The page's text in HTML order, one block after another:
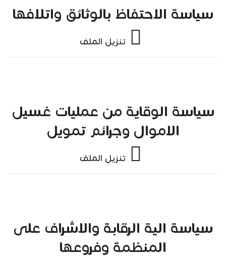
سياسة الاحتفاظ بالوثائق واتلافها
تنزيل الملف
سياسة الوقاية من عمليات غسيل
الاموال وجرائم تمويل
تنزيل الملف
سياسة الية الرقابة والاشراف على
المنظمة وفروعها